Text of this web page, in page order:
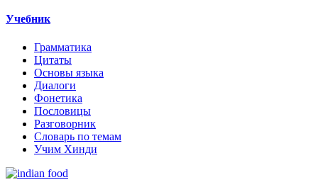
Учебник
Грамматика
Цитаты
Основы языка
Диалоги
Фонетика
Пословицы
Разговорник
Словарь по темам
Учим Хинди